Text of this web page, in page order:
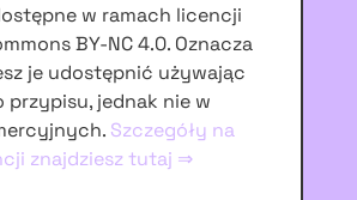
w ramach licencji
BY-NC 4.0. Oznacza
je udostępnić używając
przypisu, jednak nie w
Szczegóły na
znajdziesz tutaj ⇒